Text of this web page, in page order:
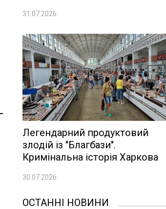
31.07.2026
Легендарний продуктовий
злодій із "Благбази".
Кримінальна історія Харкова
30.07.2026
ОСТАННІ НОВИНИ